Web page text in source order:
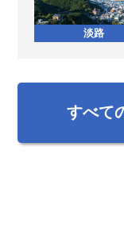
淡路
すべて